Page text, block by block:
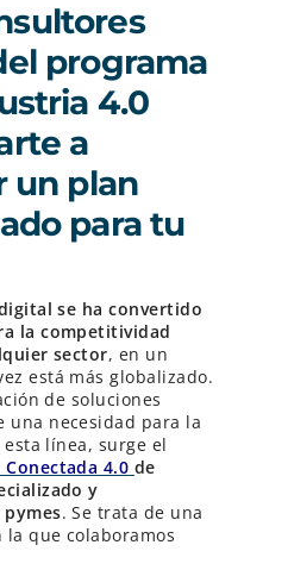
programa
4.0
a
un plan
para tu
se ha convertido
la competitividad
sector, en un
está más globalizado.
de soluciones
una necesidad para la
línea, surge el
4.0 de
y
. Se trata de una
la que colaboramos